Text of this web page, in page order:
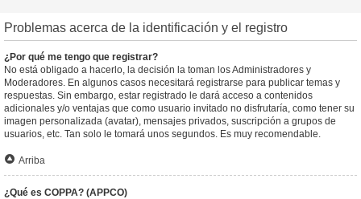
Problemas acerca de la identificación y el registro
¿Por qué me tengo que registrar?
No está obligado a hacerlo, la decisión la toman los Administradores y
Moderadores. En algunos casos necesitará registrarse para publicar temas y
respuestas. Sin embargo, estar registrado le dará acceso a contenidos
adicionales y/o ventajas que como usuario invitado no disfrutaría, como tener su
imagen personalizada (avatar), mensajes privados, suscripción a grupos de
usuarios, etc. Tan solo le tomará unos segundos. Es muy recomendable.
Arriba
¿Qué es COPPA? (APPCO)